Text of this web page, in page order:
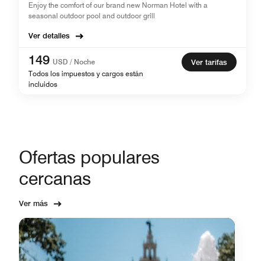
Enjoy the comfort of our brand new Norman Hotel with a
seasonal outdoor pool and outdoor grill
Ver detalles
149 USD / Noche
Todos los impuestos y cargos están
incluidos
Ver tarifas
Ofertas populares
cercanas
Ver más